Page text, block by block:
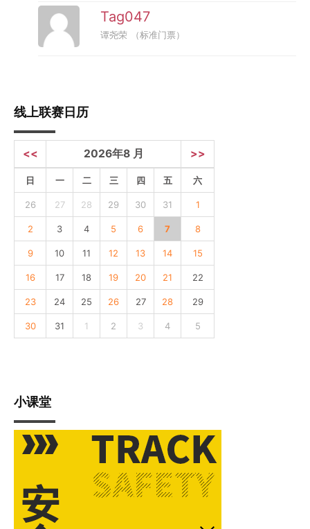
Tag047
谭尧荣 （标准门票）
线上联赛日历
<< 2026年8 月 >>
日 一 二 三 四 五 六
26 27 28 29 30 31 1
2 3 4 5 6 7 8
9 10 11 12 13 14 15
16 17 18 19 20 21 22
23 24 25 26 27 28 29
30 31 1 2 3 4 5
小课堂